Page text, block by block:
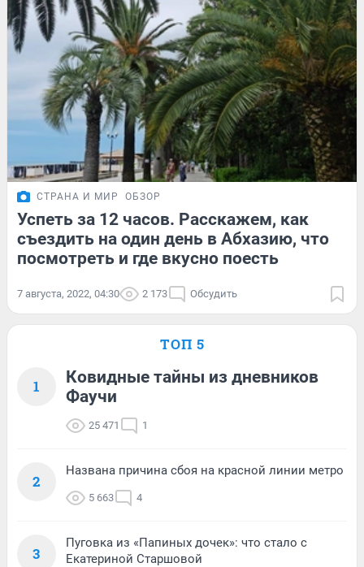
СТРАНА И МИР ОБЗОР
Успеть за 12 часов. Расскажем, как
съездить на один день в Абхазию, что
посмотреть и где вкусно поесть
7 августа, 2022, 04:30 2 173 Обсудить
ТОП 5
1
Ковидные тайны из дневников
Фаучи
25 471 1
2
Названа причина сбоя на красной линии метро
5 663 4
3
Пуговка из «Папиных дочек»: что стало с
Екатериной Старшовой